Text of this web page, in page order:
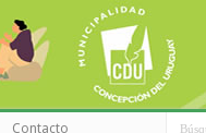
Contacto